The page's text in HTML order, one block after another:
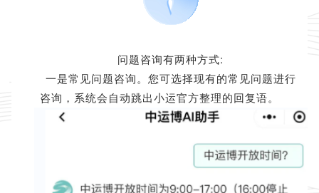
问题咨询有两种方式:
一是常见问题咨询。您可选择现有的常见问题进行
咨询，系统会自动跳出小运官方整理的回复语。